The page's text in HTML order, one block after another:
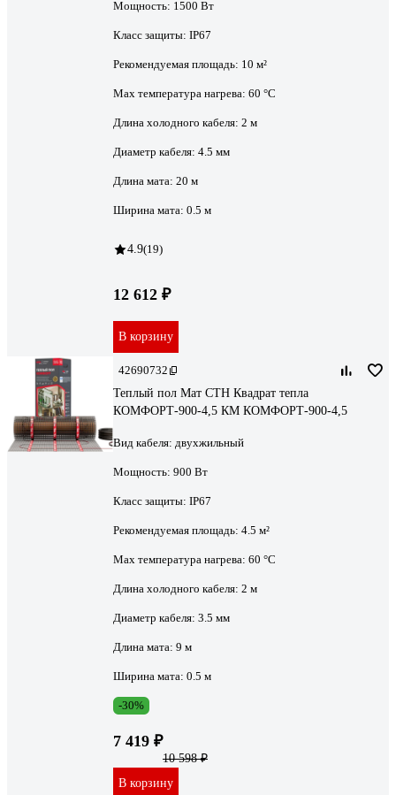
Мощность: 1500 Вт
Класс защиты: IP67
Рекомендуемая площадь: 10 м²
Max температура нагрева: 60 °С
Длина холодного кабеля: 2 м
Диаметр кабеля: 4.5 мм
Длина мата: 20 м
Ширина мата: 0.5 м
4.9(19)
12 612 ₽
В корзину
42690732
Теплый пол Мат СТН Квадрат тепла
КОМФОРТ-900-4,5 КМ КОМФОРТ-900-4,5
Вид кабеля: двухжильный
Мощность: 900 Вт
Класс защиты: IP67
Рекомендуемая площадь: 4.5 м²
Max температура нагрева: 60 °С
Длина холодного кабеля: 2 м
Диаметр кабеля: 3.5 мм
Длина мата: 9 м
Ширина мата: 0.5 м
-30%
7 419 ₽
10 598 ₽
В корзину